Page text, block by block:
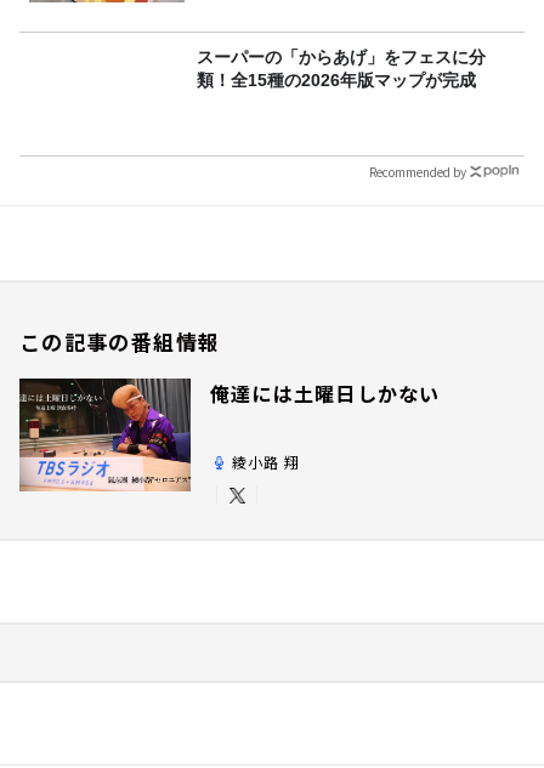
スーパーの「からあげ」をフェスに分
類！全15種の2026年版マップが完成
Recommended by
この記事の番組情報
俺達には土曜日しかない
綾小路 翔